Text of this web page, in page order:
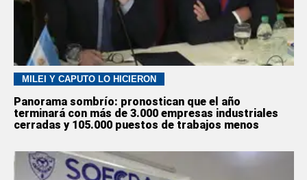
MILEI Y CAPUTO LO HICIERON
Panorama sombrío: pronostican que el año
terminará con más de 3.000 empresas industriales
cerradas y 105.000 puestos de trabajos menos